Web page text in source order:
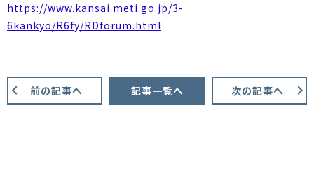
https://www.kansai.meti.go.jp/3-
6kankyo/R6fy/RDforum.html
前の記事へ 記事一覧へ 次の記事へ